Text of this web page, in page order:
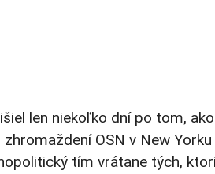
len niekoľko dní po tom,
OSN v New
tím vrátane tých,